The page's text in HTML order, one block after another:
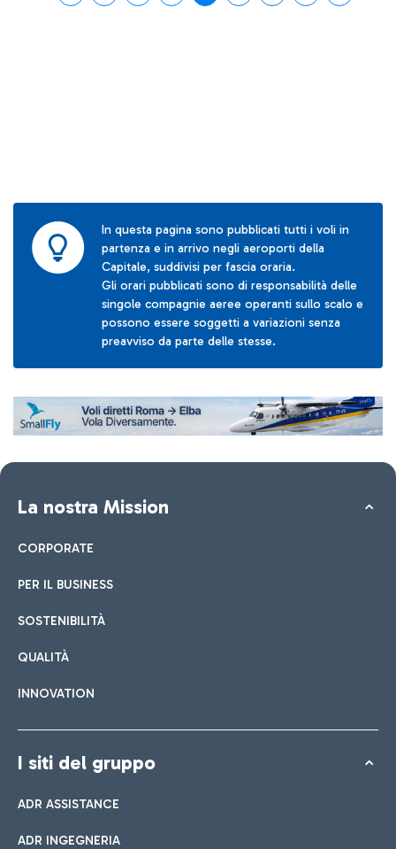
In questa pagina sono pubblicati tutti i voli in
partenza e in arrivo negli aeroporti della
Capitale, suddivisi per fascia oraria.
Gli orari pubblicati sono di responsabilità delle
singole compagnie aeree operanti sullo scalo e
possono essere soggetti a variazioni senza
preavviso da parte delle stesse.
La nostra Mission
CORPORATE
PER IL BUSINESS
SOSTENIBILITÀ
QUALITÀ
INNOVATION
I siti del gruppo
ADR ASSISTANCE
ADR INGEGNERIA